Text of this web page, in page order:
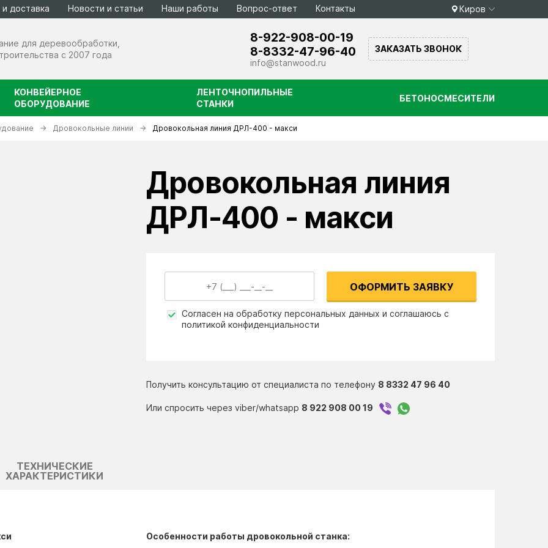
доставка Новости и статьи Наши работы Вопрос-ответ Контакты Киров
для деревообработки,
с 2007 года
8-922-908-00-19
8-8332-47-96-40
info@stanwood.ru
ЗАКАЗАТЬ ЗВОНОК
КОНВЕЙЕРНОЕ
ОБОРУДОВАНИЕ
ЛЕНТОЧНОПИЛЬНЫЕ
СТАНКИ
БЕТОНОСМЕСИТЕЛИ
серии БС
Дровокольные линии Дровокольная линия ДРЛ-400 - макси
Дровокольная линия
ДРЛ-400 - макси
ОФОРМИТЬ ЗАЯВКУ
Согласен на обработку персональных данных и соглашаюсь с
политикой конфиденциальности
Получить консультацию от специалиста по телефону 8 8332 47 96 40
Или спросить через viber/whatsapp 8 922 908 00 19
ТЕХНИЧЕСКИЕ
ХАРАКТЕРИСТИКИ
Особенности работы дровокольной станка: